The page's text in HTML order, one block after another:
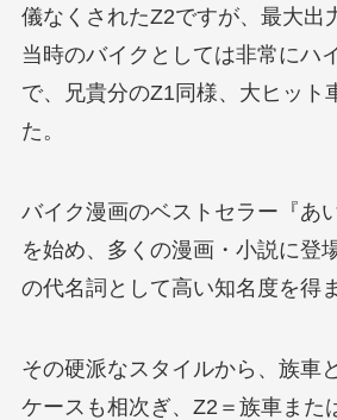
儀なくされたZ2ですが、最大出
当時のバイクとしては非常にハ
で、兄貴分のZ1同様、大ヒット
た。
バイク漫画のベストセラー『あ
を始め、多くの漫画・小説に登
の代名詞として高い知名度を得
その硬派なスタイルから、族車
ケースも相次ぎ、Z2＝族車また